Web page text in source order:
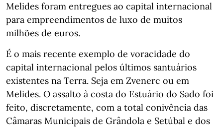
Melides foram entregues ao capital internacional
para empreendimentos de luxo de muitos
milhões de euros.
É o mais recente exemplo de voracidade do
capital internacional pelos últimos santuários
existentes na Terra. Seja em Zvenerc ou em
Melides. O assalto à costa do Estuário do Sado foi
feito, discretamente, com a total conivência das
Câmaras Municipais de Grândola e Setúbal e dos